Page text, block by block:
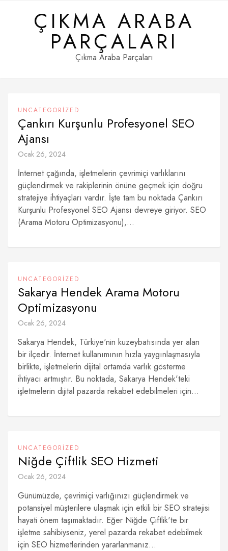
ÇIKMA ARABA
PARÇALARI
Çıkma Araba Parçaları
UNCATEGORIZED
Çankırı Kurşunlu Profesyonel SEO
Ajansı
Ocak 26, 2024
İnternet çağında, işletmelerin çevrimiçi varlıklarını
güçlendirmek ve rakiplerinin önüne geçmek için doğru
stratejiye ihtiyaçları vardır. İşte tam bu noktada Çankırı
Kurşunlu Profesyonel SEO Ajansı devreye giriyor. SEO
(Arama Motoru Optimizasyonu),...
UNCATEGORIZED
Sakarya Hendek Arama Motoru
Optimizasyonu
Ocak 26, 2024
Sakarya Hendek, Türkiye'nin kuzeybatısında yer alan
bir ilçedir. İnternet kullanımının hızla yaygınlaşmasıyla
birlikte, işletmelerin dijital ortamda varlık gösterme
ihtiyacı artmıştır. Bu noktada, Sakarya Hendek'teki
işletmelerin dijital pazarda rekabet edebilmeleri için...
UNCATEGORIZED
Niğde Çiftlik SEO Hizmeti
Ocak 26, 2024
Günümüzde, çevrimiçi varlığınızı güçlendirmek ve
potansiyel müşterilere ulaşmak için etkili bir SEO stratejisi
hayati önem taşımaktadır. Eğer Niğde Çiftlik'te bir
işletme sahibiyseniz, yerel pazarda rekabet edebilmek
için SEO hizmetlerinden yararlanmanız...